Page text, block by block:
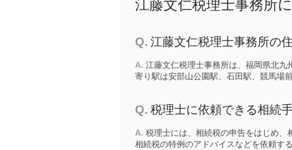
江藤文仁税理士事務所
Q. 江藤文仁税理士事務所の
A. 江藤文仁税理士事務所は、福岡県北
寄り駅は安部山公園駅 石田駅 競馬場
Q. 税理士に依頼できる相続
A. 税理士には、相続税の申告をはじめ、
相続税の特例のアドバイスなどを依頼す